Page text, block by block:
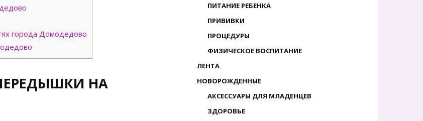
города Домодедово
НА
ПИТАНИЕ РЕБЕНКА
ПРИВИВКИ
ПРОЦЕДУРЫ
ФИЗИЧЕСКОЕ ВОСПИТАНИЕ
ЛЕНТА
НОВОРОЖДЕННЫЕ
АКСЕССУАРЫ ДЛЯ МЛАДЕНЦЕВ
ЗДОРОВЬЕ